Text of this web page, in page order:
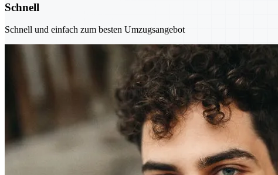
Schnell
Schnell und einfach zum besten Umzugsangebot